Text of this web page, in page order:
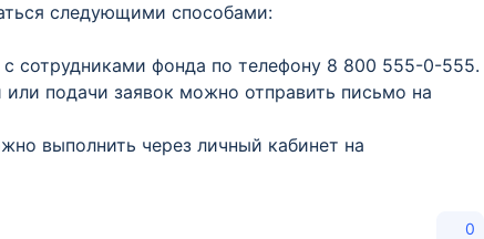
следующими способами:
сотрудниками фонда по телефону 8 800 555-0-555.
или подачи заявок можно отправить письмо на
выполнить через личный кабинет на
0